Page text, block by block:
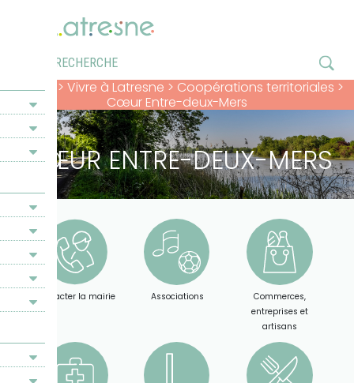
Accueil > Vivre à Latresne > Coopérations territoriales >
Cœur Entre-deux-Mers
CŒUR ENTRE-DEUX-MERS
Contacter la mairie Associations
Commerces,
entreprises et
artisans